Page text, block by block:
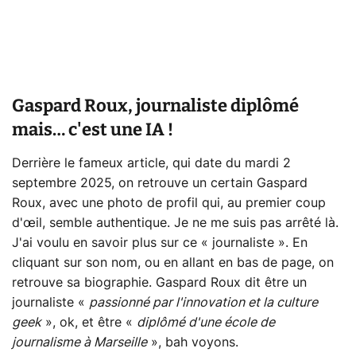
Gaspard Roux, journaliste diplômé
mais… c'est une IA !
Derrière le fameux article, qui date du mardi 2
septembre 2025, on retrouve un certain Gaspard
Roux, avec une photo de profil qui, au premier coup
d'œil, semble authentique. Je ne me suis pas arrêté là.
J'ai voulu en savoir plus sur ce « journaliste ». En
cliquant sur son nom, ou en allant en bas de page, on
retrouve sa biographie. Gaspard Roux dit être un
journaliste « passionné par l'innovation et la culture
geek», ok, et être « diplômé d'une école de
journalisme à Marseille», bah voyons.